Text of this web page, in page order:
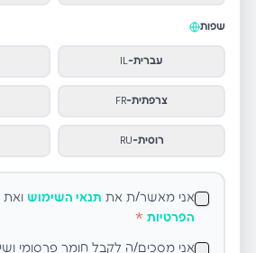
שפות
עברית-
IL
צרפתית-
FR
רוסית-
RU
אני מאשר/ת את תנאי השימוש ואת
הפרטיות *